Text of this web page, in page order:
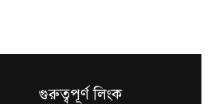
গুরুত্বপূর্ণ লিংক